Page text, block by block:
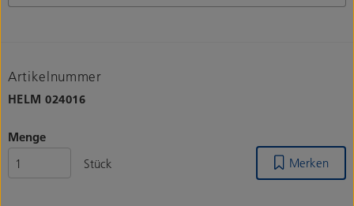
Artikelnummer
HELM024016
Menge
Stück
Merken